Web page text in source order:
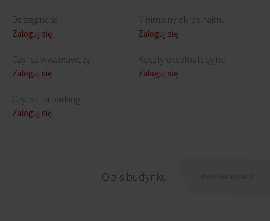
Dostępność
Zaloguj się
Czynsz wywoławczy
Zaloguj się
Czynsz za parking
Zaloguj się
Minimalny okres najmu
Zaloguj się
Koszty eksploatacyjne
Zaloguj się
Opis budynku